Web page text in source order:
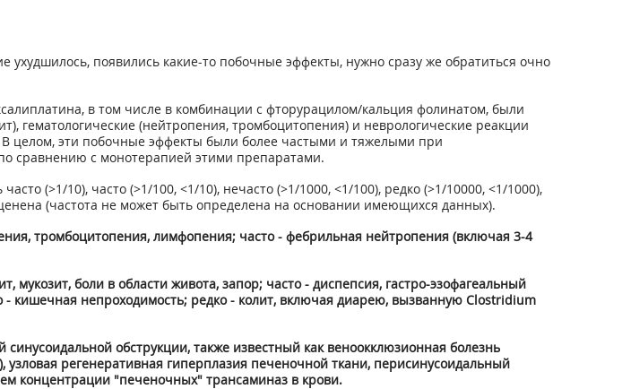
появились какие-то побочные эффекты, нужно сразу же обратиться очно
в том числе в комбинации с фторурацилом/кальция фолинатом, были
гематологические (нейтропения, тромбоцитопения) и неврологические реакции
целом, эти побочные эффекты были более частыми и тяжелыми при
сравнению с монотерапией этими препаратами.
(>1/10), часто (>1/100, <1/10), нечасто (>1/1000, <1/100), редко (>1/10000, <1/1000),
(частота не может быть определена на основании имеющихся данных).
тромбоцитопения, лимфопения; часто - фебрильная нейтропения (включая 3-4
боли в области живота, запор; часто - диспепсия, гастро-эзофагеальный
кишечная непроходимость; редко - колит, включая диарею, вызванную Clostridium
обструкции, также известный как веноокклюзионная болезнь
регенеративная гиперплазия печеночной ткани, перисинусоидальный
концентрации "печеночных" трансаминаз в крови.